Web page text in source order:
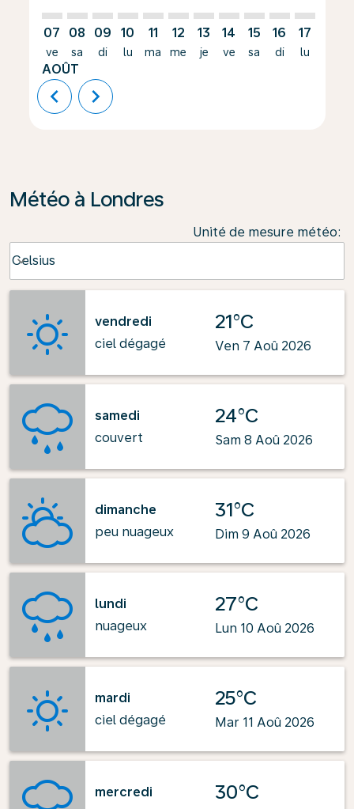
07
ve
AOÛT
08
sa
09
di
10
lu
11
ma
12
me
13
je
14
ve
15
sa
16
di
17
lu
chevron_left chevron_right
Météo à Londres
Unité de mesure météo:
Celsius
keyboard_arrow_down
vendredi
ciel dégagé
21°C
Ven 7 Aoû 2026
samedi
couvert
24°C
Sam 8 Aoû 2026
dimanche
peu nuageux
31°C
Dim 9 Aoû 2026
lundi
nuageux
27°C
Lun 10 Aoû 2026
mardi
ciel dégagé
25°C
Mar 11 Aoû 2026
mercredi
30°C